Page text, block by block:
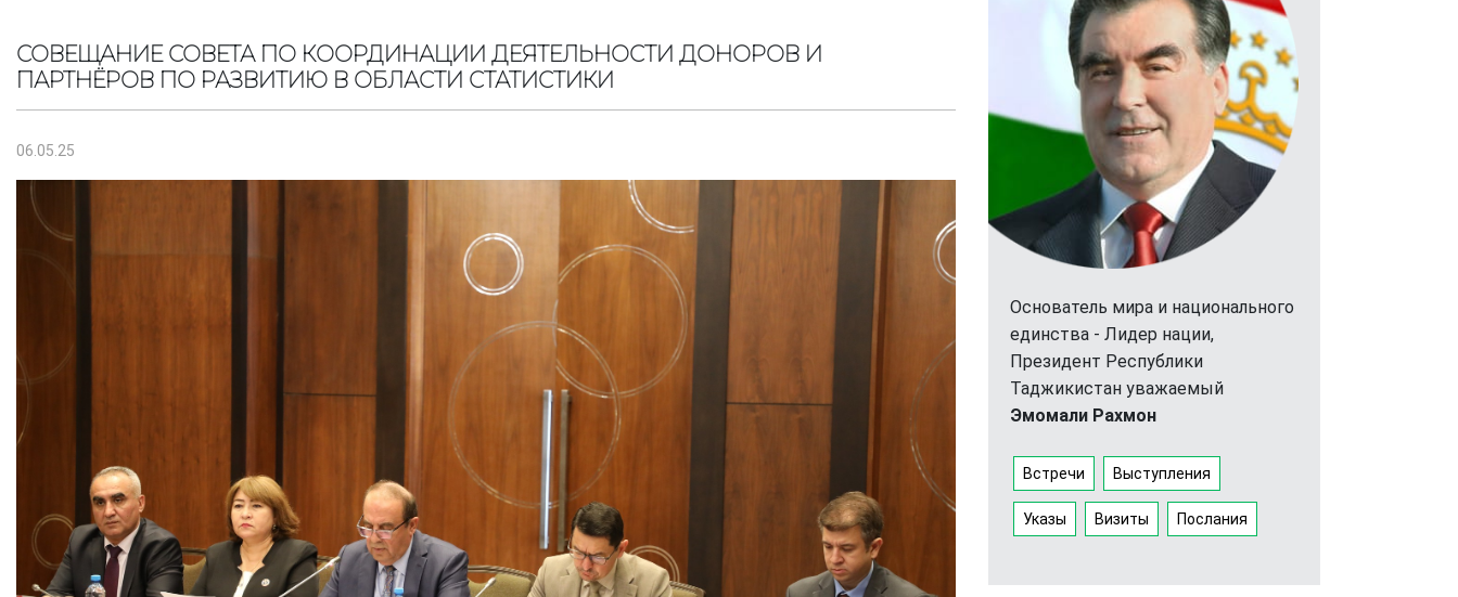
СОВЕЩАНИЕ СОВЕТА ПО КООРДИНАЦИИ ДЕЯТЕЛЬНОСТИ ДОНОРОВ И
ПАРТНЁРОВ ПО РАЗВИТИЮ В ОБЛАСТИ СТАТИСТИКИ
06.05.25
Основатель мира и национального
единства - Лидер нации,
Президент Республики
Таджикистан уважаемый
Эмомали Рахмон
Встречи Выступления
Указы Визиты Послания